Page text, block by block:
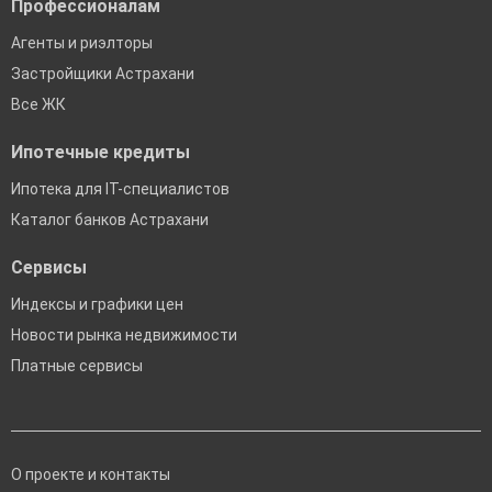
Профессионалам
Агенты и риэлторы
Застройщики Астрахани
Все ЖК
Ипотечные кредиты
Ипотека для IT-специалистов
Каталог банков Астрахани
Сервисы
Индексы и графики цен
Новости рынка недвижимости
Платные сервисы
О проекте и контакты